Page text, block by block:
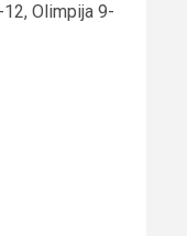
Olimpija 9-